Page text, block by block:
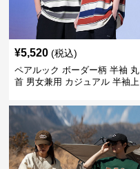
¥5,520 (税込)
ペアルック ボーダー柄 半袖 丸
首 男女兼用 カジュアル 半袖上